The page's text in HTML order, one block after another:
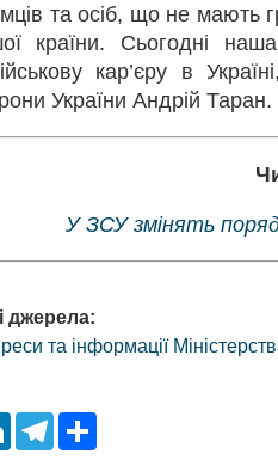
та осіб, що не
країни. Сьогодні
кар’єру в
України Андрій Таран.
У ЗСУ змінять
джерела:
та інформації
L
T